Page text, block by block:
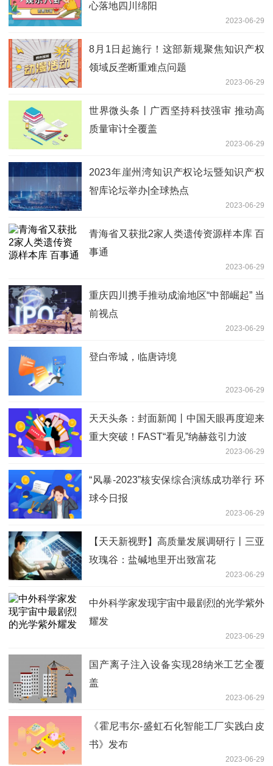
心落地四川绵阳
2023-06-29
8月1日起施行！这部新规聚焦知识产权
领域反垄断重难点问题
2023-06-29
世界微头条丨广西坚持科技强审 推动高
质量审计全覆盖
2023-06-29
2023年崖州湾知识产权论坛暨知识产权
智库论坛举办|全球热点
2023-06-29
青海省又获批2家人类遗传资源样本库 百
事通
2023-06-29
重庆四川携手推动成渝地区“中部崛起” 当
前视点
2023-06-29
登白帝城，临唐诗境
2023-06-29
天天头条：封面新闻丨中国天眼再度迎来
重大突破！FAST“看见”纳赫兹引力波
2023-06-29
“风暴-2023”核安保综合演练成功举行 环
球今日报
2023-06-29
【天天新视野】高质量发展调研行丨三亚
玫瑰谷：盐碱地里开出致富花
2023-06-29
中外科学家发现宇宙中最剧烈的光学紫外
耀发
2023-06-29
国产离子注入设备实现28纳米工艺全覆
盖
2023-06-29
《霍尼韦尔-盛虹石化智能工厂实践白皮
书》发布
2023-06-29